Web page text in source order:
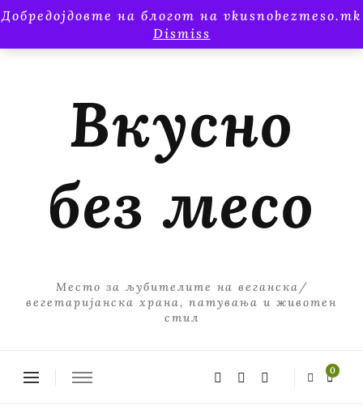
Добредојдовте на блогот на vkusnobezmeso.mk
Dismiss
Вкусно
без месо
Место за љубителите на веганска/
вегетаријанска храна, патувања и животен
стил
0